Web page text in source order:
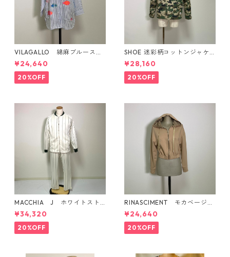
VILAGALLO 綿麻ブルースト
ライプ フィッシュ柄刺繡ブ
ラウス ポルトガル製
¥24,640
20%OFF
SHOE 迷彩柄コットンジャケ
ット イタリア製
¥28,160
20%OFF
MACCHIA J ホワイトスト
ライプ柄トラックジャケッ
ト イタリア製
¥34,320
20%OFF
RINASCIMENT モカベージュ
ショート丈 パーカー
¥24,640
20%OFF